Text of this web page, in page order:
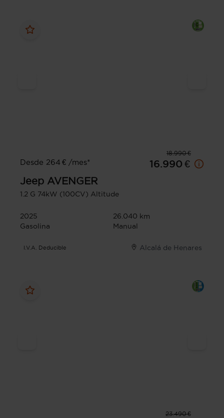
18.990 €
Desde 264 € /mes*
16.990 €
Jeep AVENGER
1.2 G 74kW (100CV) Altitude
2025
26.040 km
Gasolina
Manual
I.V.A. Deducible Alcalá de Henares
23.490 €